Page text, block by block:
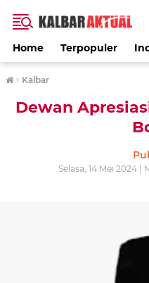
Home Terpopuler
› Kalbar
Dewan
Selasa, 14 Mei 2024 |